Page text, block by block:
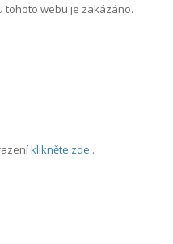
tohoto webu je zakázáno.
klikněte zde .